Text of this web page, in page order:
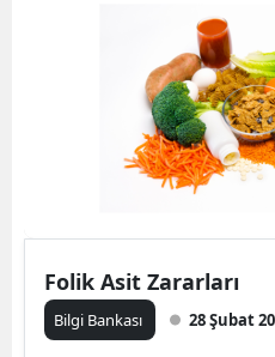
Folik Asit Zararları
Bilgi Bankası 28 Şubat